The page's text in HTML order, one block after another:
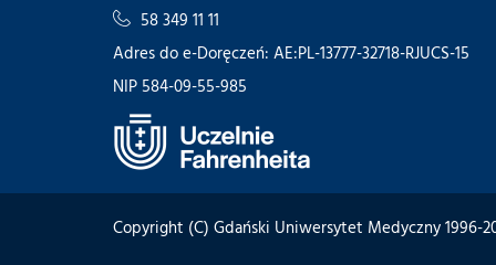
58 349 11 11
Adres do e-Doręczeń: AE:PL-13777-32718-RJUCS-15
NIP 584-09-55-985
Copyright (C) Gdański Uniwersytet Medyczny 1996-